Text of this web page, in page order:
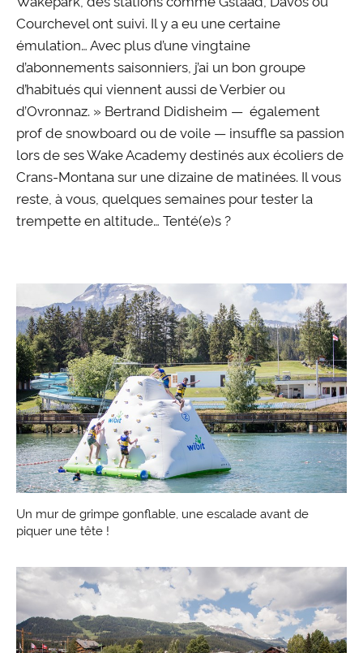
Courchevel ont suivi. Il y a eu une certaine
émulation… Avec plus d’une vingtaine
d’abonnements saisonniers, j’ai un bon groupe
d’habitués qui viennent aussi de Verbier ou
d’Ovronnaz. » Bertrand Didisheim — également
prof de snowboard ou de voile — insuffle sa passion
lors de ses Wake Academy destinés aux écoliers de
Crans-Montana sur une dizaine de matinées. Il vous
reste, à vous, quelques semaines pour tester la
trempette en altitude… Tenté(e)s ?
Un mur de grimpe gonflable, une escalade avant de
piquer une tête !